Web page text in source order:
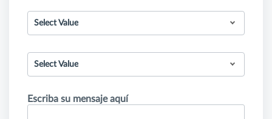
Select Value
Select Value
Escriba su mensaje aquí